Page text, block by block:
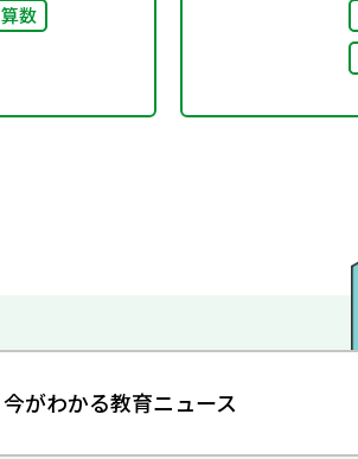
算数
今がわかる教育ニュース